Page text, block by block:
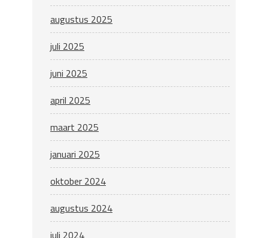
augustus 2025
juli 2025
juni 2025
april 2025
maart 2025
januari 2025
oktober 2024
augustus 2024
juli 2024